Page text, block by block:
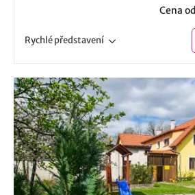
Cena od
Rychlépředstavení